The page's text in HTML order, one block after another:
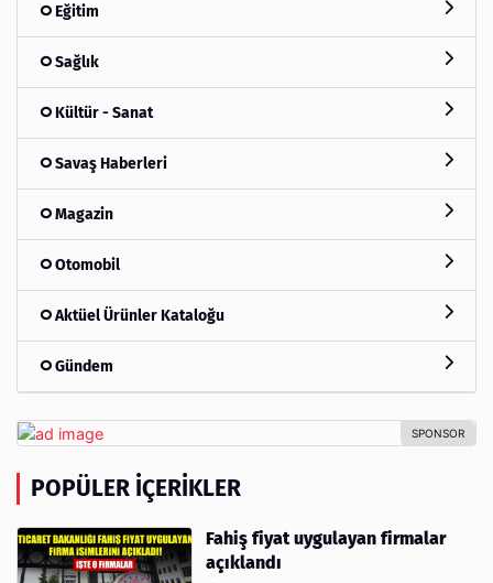
Eğitim
Sağlık
Kültür - Sanat
Savaş Haberleri
Magazin
Otomobil
Aktüel Ürünler Kataloğu
Gündem
POPÜLER İÇERIKLER
Fahiş fiyat uygulayan firmalar
açıklandı